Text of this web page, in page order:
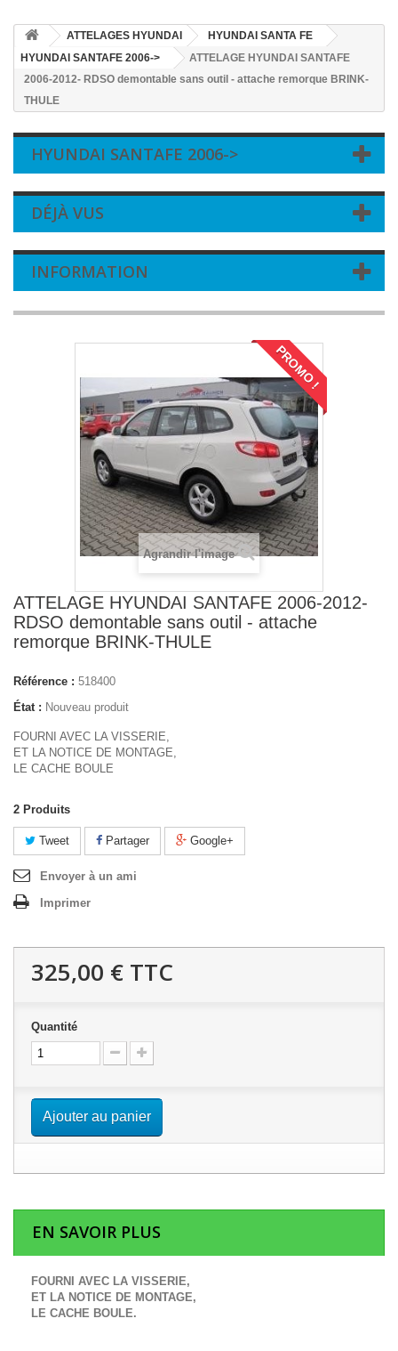
ATTELAGES HYUNDAI
HYUNDAI SANTA FE
HYUNDAI SANTAFE 2006->
ATTELAGE HYUNDAI SANTAFE
2006-2012- RDSO demontable sans outil - attache remorque BRINK-
THULE
HYUNDAI SANTAFE 2006->
DÉJÀ VUS
INFORMATION
PROMO !
Agrandir l'image
ATTELAGE HYUNDAI SANTAFE 2006-2012-
RDSO demontable sans outil - attache
remorque BRINK-THULE
Référence : 518400
État : Nouveau produit
FOURNI AVEC LA VISSERIE,
ET LA NOTICE DE MONTAGE,
LE CACHE BOULE
2 Produits
Tweet Partager Google+
Envoyer à un ami
Imprimer
325,00 € TTC
Quantité
Ajouter au panier
EN SAVOIR PLUS
FOURNI AVEC LA VISSERIE,
ET LA NOTICE DE MONTAGE,
LE CACHE BOULE.